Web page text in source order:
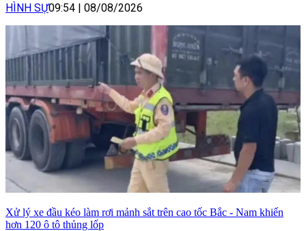
HÌNH SỰ09:54 | 08/08/2026
Xử lý xe đầu kéo làm rơi mảnh sắt trên cao tốc Bắc - Nam khiến
hơn 120 ô tô thủng lốp